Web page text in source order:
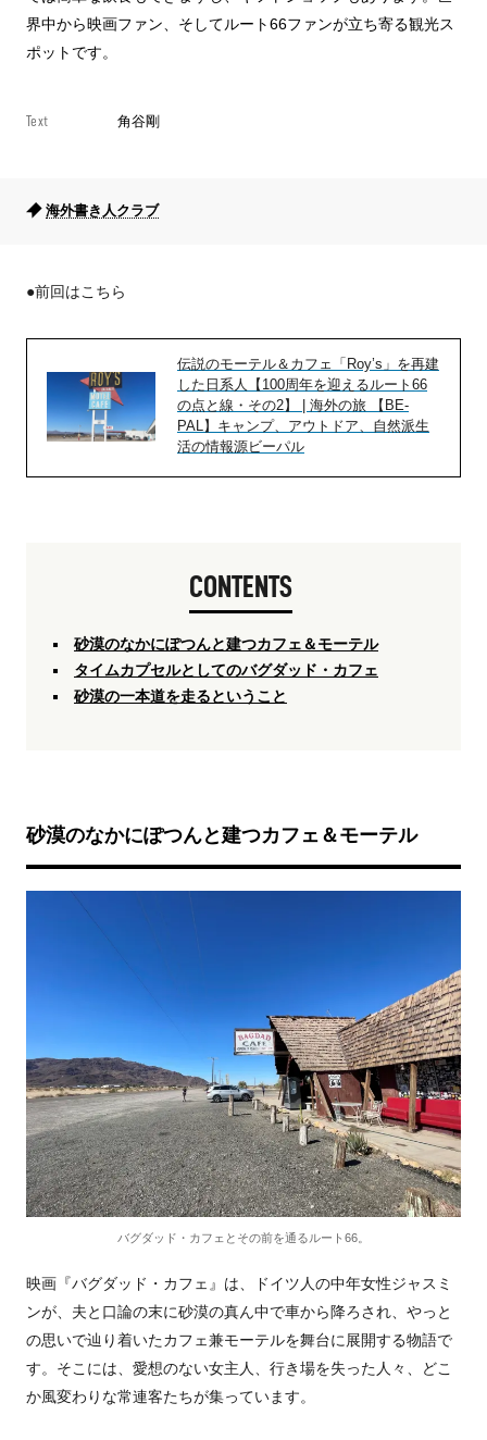
界中から映画ファン、そしてルート66ファンが立ち寄る観光ス
ポットです。
Text 角谷剛
海外書き人クラブ
●前回はこちら
伝説のモーテル＆カフェ「Roy’s」を再建
した日系人【100周年を迎えるルート66
の点と線・その2】 | 海外の旅 【BE-
PAL】キャンプ、アウトドア、自然派生
活の情報源ビーパル
CONTENTS
砂漠のなかにぽつんと建つカフェ＆モーテル
タイムカプセルとしてのバグダッド・カフェ
砂漠の一本道を走るということ
砂漠のなかにぽつんと建つカフェ＆モーテル
バグダッド・カフェとその前を通るルート66。
映画『バグダッド・カフェ』は、ドイツ人の中年女性ジャスミ
ンが、夫と口論の末に砂漠の真ん中で車から降ろされ、やっと
の思いで辿り着いたカフェ兼モーテルを舞台に展開する物語で
す。そこには、愛想のない女主人、行き場を失った人々、どこ
か風変わりな常連客たちが集っています。